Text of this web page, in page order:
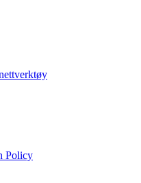
Policy